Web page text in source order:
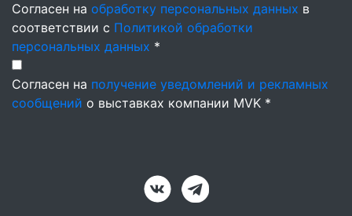
Согласен на обработку персональных данных в
соответствии с Политикой обработки
персональных данных *
Согласен на получение уведомлений и рекламных
сообщений о выставках компании MVK *